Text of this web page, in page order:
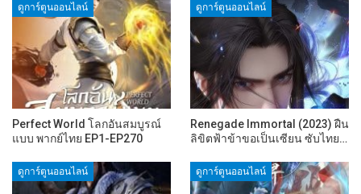
ดูการ์ตูนออนไลน์
Perfect World โลกอันสมบูรณ์
แบบ พากย์ไทย EP1-EP270
ดูการ์ตูนออนไลน์
Renegade Immortal (2023) ฝืน
ลิขิตฟ้าข้าขอเป็นเซียน ซับไทย…
ดูการ์ตูนออนไลน์ ดูการ์ตูนออนไลน์